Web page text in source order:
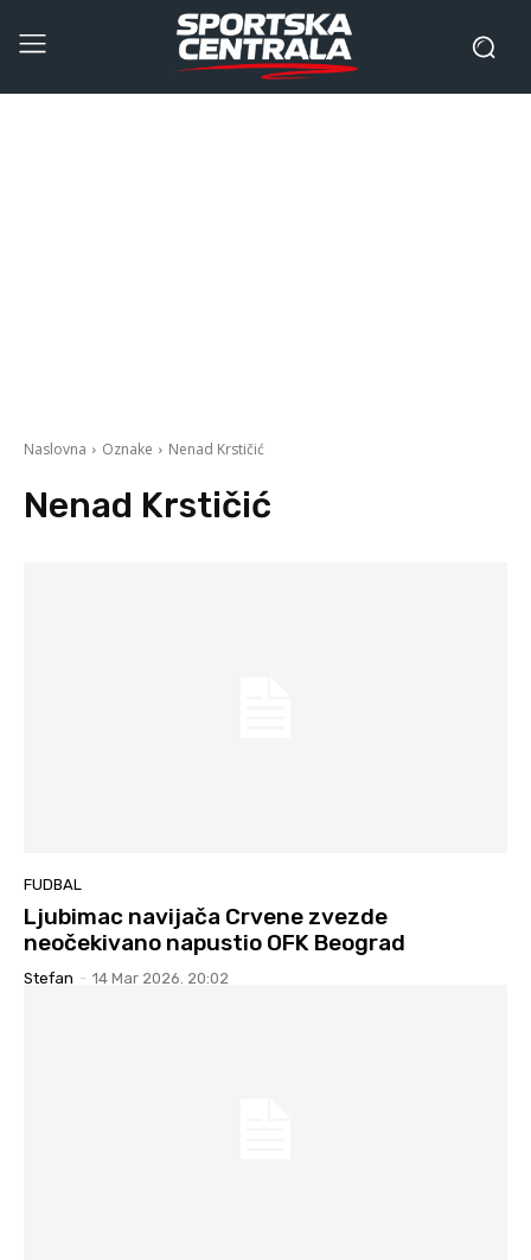
Naslovna Oznake Nenad Krstičić
Nenad Krstičić
FUDBAL
Ljubimac navijača Crvene zvezde
neočekivano napustio OFK Beograd
Stefan - 14 Mar 2026. 20:02